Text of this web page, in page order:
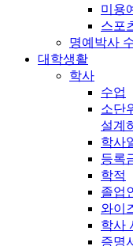
미용
스포
명예박사
대학생활
학사
수업
소단
설계
학사
등록
학적
졸업
와이
학사
증명